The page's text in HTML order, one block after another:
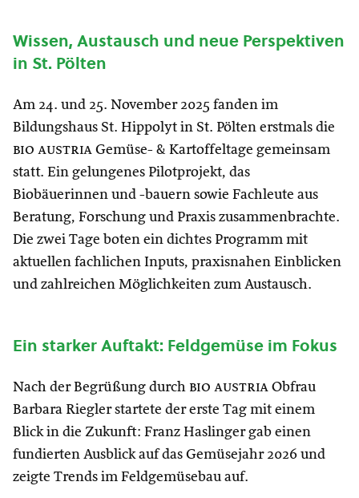
Wissen, Austausch und neue Perspektiven
in St. Pölten
Am 24. und 25. November 2025 fanden im
Bildungshaus St. Hippolyt in St. Pölten erstmals die
bio austria Gemüse- & Kartoffeltage gemeinsam
statt. Ein gelungenes Pilotprojekt, das
Biobäuerinnen und -bauern sowie Fachleute aus
Beratung, Forschung und Praxis zusammenbrachte.
Die zwei Tage boten ein dichtes Programm mit
aktuellen fachlichen Inputs, praxisnahen Einblicken
und zahlreichen Möglichkeiten zum Austausch.
Ein starker Auftakt: Feldgemüse im Fokus
Nach der Begrüßung durch bio austria Obfrau
Barbara Riegler startete der erste Tag mit einem
Blick in die Zukunft: Franz Haslinger gab einen
fundierten Ausblick auf das Gemüsejahr 2026 und
zeigte Trends im Feldgemüsebau auf.